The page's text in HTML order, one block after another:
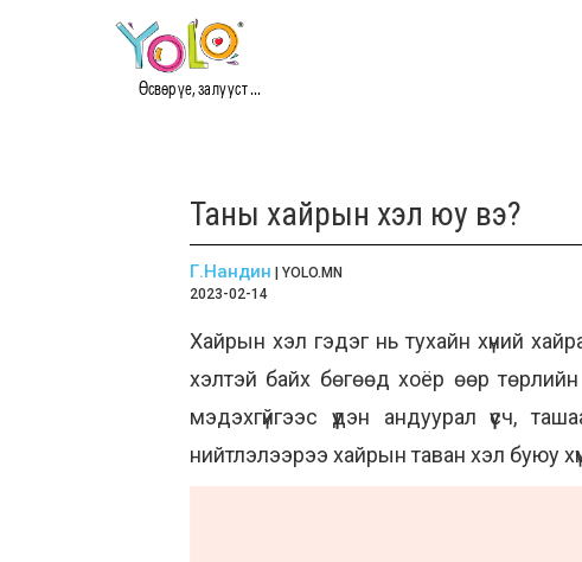
Өсвөр үе, залууст ...
Таны хайрын хэл юу вэ?
Г.Нандин | YOLO.MN
2023-02-14
Хайрын хэл гэдэг нь тухайн хүний
хэлтэй байх бөгөөд хоёр өөр
мэдэхгүйгээс үүдэн андуурал үүсч,
нийтлэлээрээ хайрын таван хэл буюу